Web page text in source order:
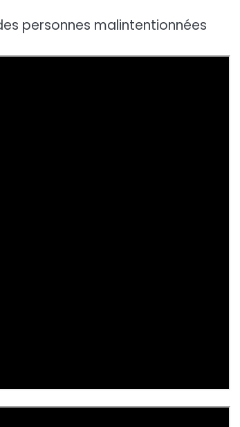
personnes malintentionnées